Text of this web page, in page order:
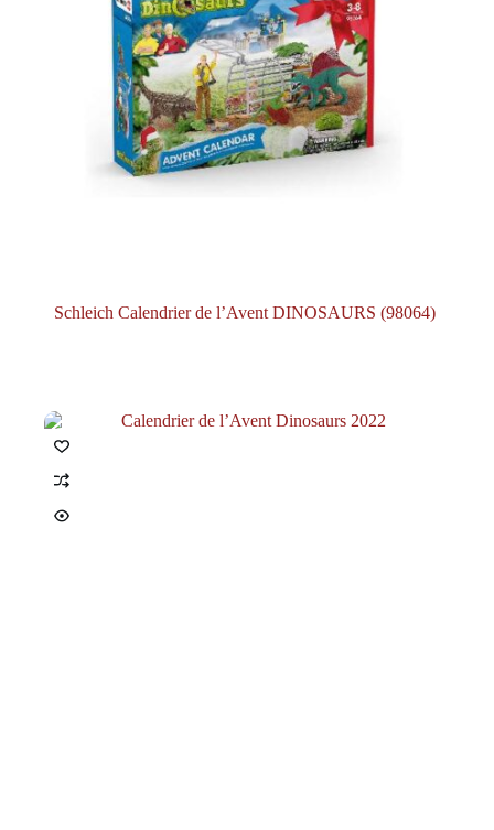
Schleich Calendrier de l’Avent DINOSAURS (98064)